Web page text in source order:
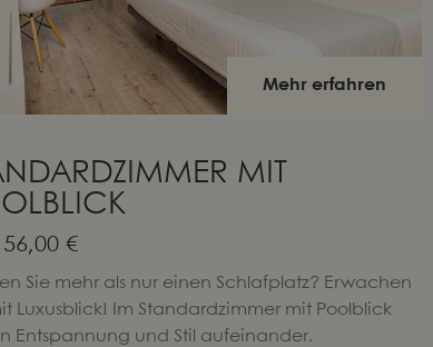
Mehr erfahren
MIT
156,00 €
Sie mehr als nur einen Schlafplatz? Erwachen
Luxusblick! Im Standardzimmer mit Poolblick
Entspannung und Stil aufeinander.